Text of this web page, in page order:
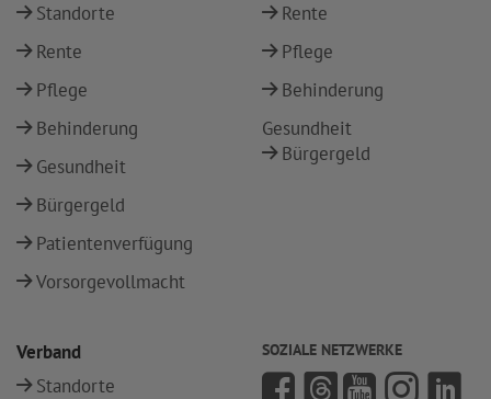
Standorte
Rente
Pflege
Behinderung
Gesundheit
Bürgergeld
Patientenverfügung
Vorsorgevollmacht
Rente
Pflege
Behinderung
Gesundheit
Bürgergeld
Verband
Standorte
SOZIALE NETZWERKE